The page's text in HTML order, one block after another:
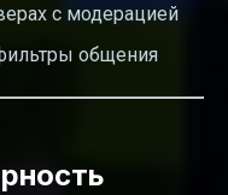
с модерацией
общения